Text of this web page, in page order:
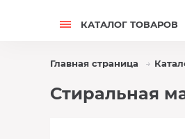
КАТАЛОГ ТОВАРОВ
Главная страница
Стиральная